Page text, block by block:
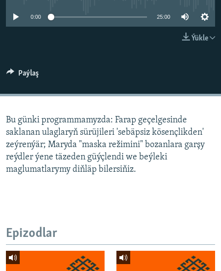
0:00 25:00
Ýükle
Paýlaş
Bu günki programmamyzda: Farap geçelgesinde
saklanan ulaglaryň sürüjileri 'sebäpsiz kösençlikden'
zeýrenýär; Maryda "maska ​​režimini" bozanlara garşy
reýdler ýene täzeden güýçlendi we beýleki
maglumatlarymy diňläp bilersiňiz.
Epizodlar